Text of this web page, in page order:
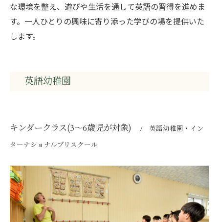
な環境を整え、遊びや生活を通して英語の習得を進めま
す。一人ひとりの興味に寄り添った学びの場を提供いた
します。
英語幼稚園
キンダークラス(3～6歳児が対象)
英語幼稚園・イン
ターナショナルプリスクール